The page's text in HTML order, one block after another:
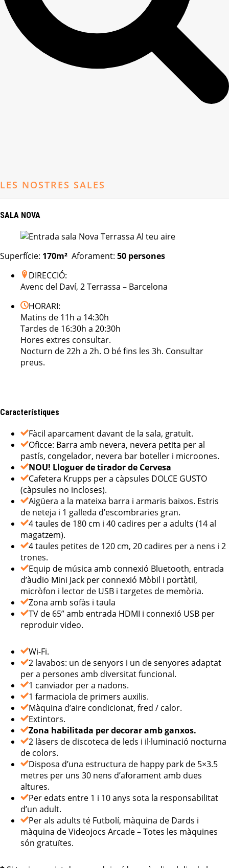
LES NOSTRES SALES
SALA NOVA
Superfície: 170m² Aforament: 50 persones
DIRECCIÓ:
Avenc del Daví, 2 Terrassa – Barcelona
HORARI:
Matins de 11h a 14:30h
Tardes de 16:30h a 20:30h
Hores extres consultar.
Nocturn de 22h a 2h. O bé fins les 3h. Consultar
preus.
Característiques
Fàcil aparcament davant de la sala, gratuït.
Oficce: Barra amb nevera, nevera petita per al
pastís, congelador, nevera bar boteller i microones.
NOU! Lloguer de tirador de Cervesa
Cafetera Krupps per a càpsules DOLCE GUSTO
(càpsules no incloses).
Aigüera a la mateixa barra i armaris baixos. Estris
de neteja i 1 galleda d’escombraries gran.
4 taules de 180 cm i 40 cadires per a adults (14 al
magatzem).
4 taules petites de 120 cm, 20 cadires per a nens i 2
trones.
Equip de música amb connexió Bluetooth, entrada
d’àudio Mini Jack per connexió Mòbil i portàtil,
micròfon i lector de USB i targetes de memòria.
Zona amb sofàs i taula
TV de 65” amb entrada HDMI i connexió USB per
reproduir video.
Wi-Fi.
2 lavabos: un de senyors i un de senyores adaptat
per a persones amb diversitat funcional.
1 canviador per a nadons.
1 farmaciola de primers auxilis.
Màquina d’aire condicionat, fred / calor.
Extintors.
Zona habilitada per decorar amb ganxos.
2 làsers de discoteca de leds i il·luminació nocturna
de colors.
Disposa d’una estructura de happy park de 5×3.5
metres per uns 30 nens d’aforament amb dues
altures.
Per edats entre 1 i 10 anys sota la responsabilitat
d’un adult.
Per als adults té Futbolí, màquina de Dards i
màquina de Videojocs Arcade – Totes les màquines
són gratuïtes.